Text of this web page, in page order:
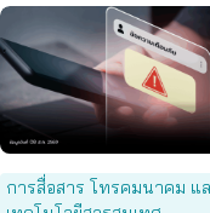
การสื่อสาร โทรคมนาคม แ